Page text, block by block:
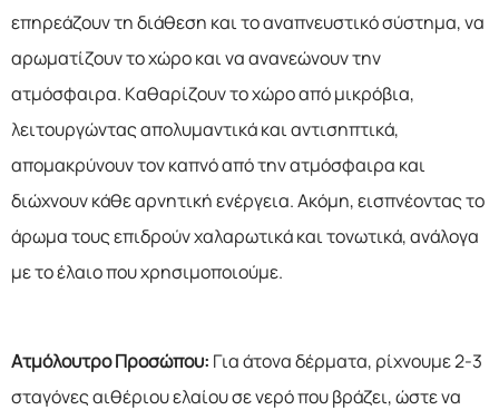
επηρεάζουν τη διάθεση και το αναπνευστικό σύστημα, να
αρωματίζουν το χώρο και να ανανεώνουν την
ατμόσφαιρα. Καθαρίζουν το χώρο από μικρόβια,
λειτουργώντας απολυμαντικά και αντισηπτικά,
απομακρύνουν τον καπνό από την ατμόσφαιρα και
διώχνουν κάθε αρνητική ενέργεια. Ακόμη, εισπνέοντας το
άρωμα τους επιδρούν χαλαρωτικά και τονωτικά, ανάλογα
με το έλαιο που χρησιμοποιούμε.
Ατμόλουτρο Προσώπου: Για άτονα δέρματα, ρίχνουμε 2-3
σταγόνες αιθέριου ελαίου σε νερό που βράζει, ώστε να